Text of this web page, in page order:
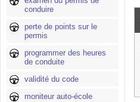
conduire
perte de points sur le
permis
programmer des heures
de conduite
validité du code
moniteur auto-école